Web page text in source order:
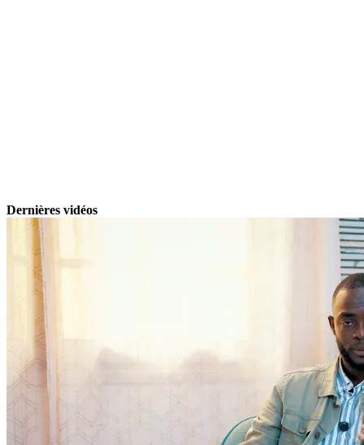
Dernières vidéos